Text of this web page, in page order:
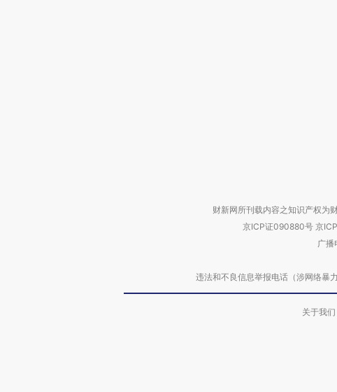
财新网所刊载内容之知识产权为
京ICP证090880号 京
广播
违法和不良信息举报电话（涉网络
关于我们